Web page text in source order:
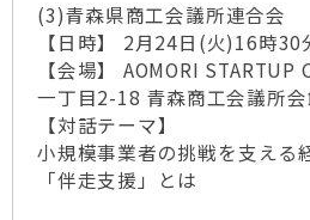
(3)青森県商工会議所連合会
【日時】 2月24日(火)16時
【会場】 AOMORI
一丁目2-18 青森商工会議所
【対話テーマ】
小規模事業者の挑戦を支える
「伴走支援」とは